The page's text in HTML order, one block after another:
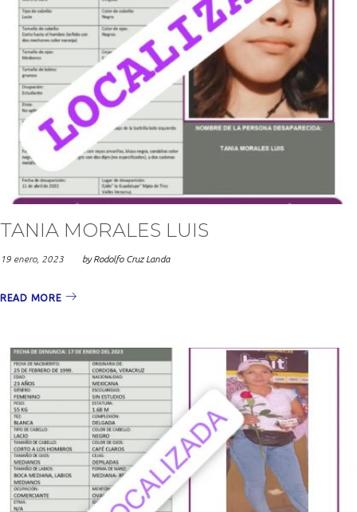
TANIA MORALES LUIS
19 enero, 2023 byRodolfo Cruz Landa
READ MORE